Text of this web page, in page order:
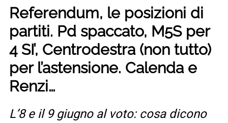
Referendum, le posizioni di
partiti. Pd spaccato, M5S per
4 SI’, Centrodestra (non tutto)
per l’astensione. Calenda e
Renzi…
L’8 e il 9 giugno al voto: cosa dicono